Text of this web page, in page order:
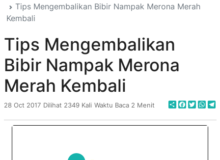
Tips Mengembalikan Bibir Nampak Merona Merah
Kembali
Tips Mengembalikan
Bibir Nampak Merona
Merah Kembali
28 Oct 2017 Dilihat 2349 Kali Waktu Baca 2 Menit Share